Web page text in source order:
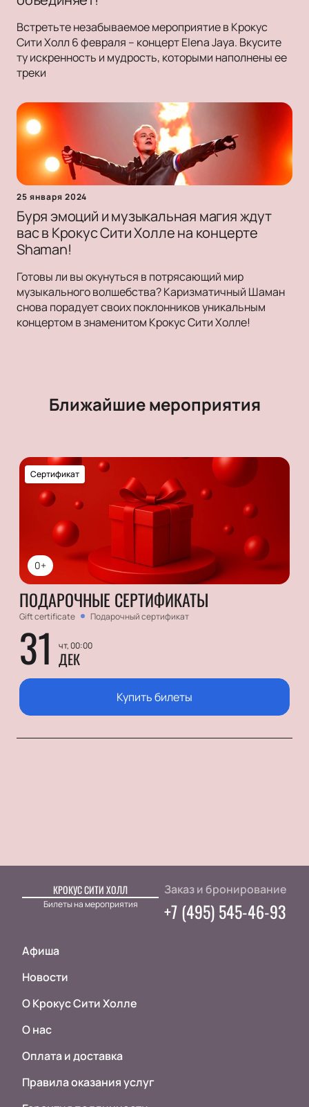
Встретьте незабываемое мероприятие в Крокус
Сити Холл 6 февраля – концерт Elena Jaya. Вкусите
ту искренность и мудрость, которыми наполнены ее
треки
25 января 2024
Буря эмоций и музыкальная магия ждут
вас в Крокус Сити Холле на концерте
Shaman!
Готовы ли вы окунуться в потрясающий мир
музыкального волшебства? Каризматичный Шаман
снова порадует своих поклонников уникальным
концертом в знаменитом Крокус Сити Холле!
Ближайшие мероприятия
0+
Сертификат
ПОДАРОЧНЫЕ СЕРТИФИКАТЫ
Gift certificate Подарочный сертификат
31 чт, 00:00
ДЕК
Купить билеты
КРОКУС СИТИ ХОЛЛ
Билеты на мероприятия
Афиша
Новости
О Крокус Сити Холле
О нас
Оплата и доставка
Правила оказания услуг
Заказ и бронирование
+7 (495) 545-46-93